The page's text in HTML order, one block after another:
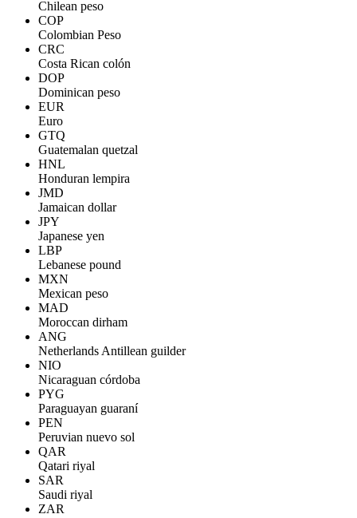
Chilean peso
COP
Colombian Peso
CRC
Costa Rican colón
DOP
Dominican peso
EUR
Euro
GTQ
Guatemalan quetzal
HNL
Honduran lempira
JMD
Jamaican dollar
JPY
Japanese yen
LBP
Lebanese pound
MXN
Mexican peso
MAD
Moroccan dirham
ANG
Netherlands Antillean guilder
NIO
Nicaraguan córdoba
PYG
Paraguayan guaraní
PEN
Peruvian nuevo sol
QAR
Qatari riyal
SAR
Saudi riyal
ZAR